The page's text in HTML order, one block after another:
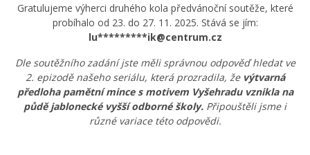
Gratulujeme výherci druhého kola předvánoční soutěže, které
probíhalo od 23. do 27. 11. 2025. Stává se jím:
lu*********ik@centrum.cz
Dle soutěžního zadání jste měli správnou odpověď hledat ve
2. epizodě našeho seriálu, která prozradila, že výtvarná
předloha pamětní mince s motivem Vyšehradu vznikla na
půdě jablonecké vyšší odborné školy. Připouštěli jsme i
různé variace této odpovědi.